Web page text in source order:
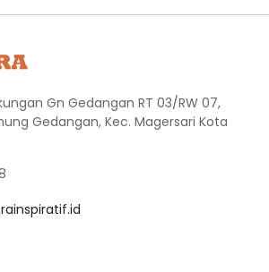
Gn Gedangan RT 03/RW 07,
Gedangan, Kec. Magersari Kota